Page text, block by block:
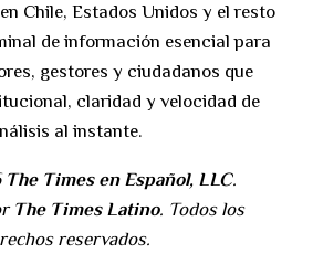
Chile, Estados Unidos y el resto
de información esencial para
gestores y ciudadanos que
claridad y velocidad de
al instante.
The Times en Español, LLC.
The Times Latino. Todos los
reservados.